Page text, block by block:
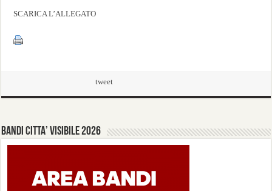
SCARICA L’ALLEGATO
tweet
BANDI CITTA’ VISIBILE 2026